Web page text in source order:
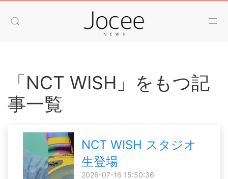
「NCT WISH」をもつ記
事一覧
NCT WISH スタジオ
生登場
2026-07-16 15:50:36